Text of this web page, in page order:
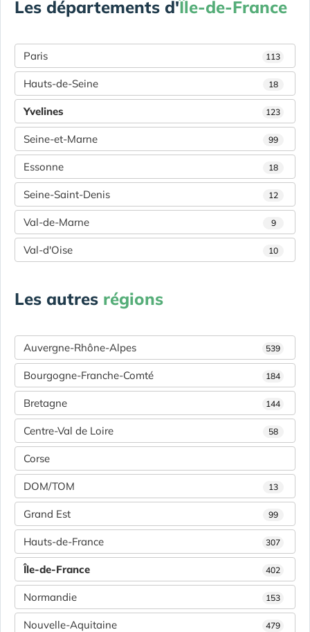
Les départements d'Île-de-France
Paris 113
Hauts-de-Seine 18
Yvelines 123
Seine-et-Marne 99
Essonne 18
Seine-Saint-Denis 12
Val-de-Marne 9
Val-d'Oise 10
Les autres régions
Auvergne-Rhône-Alpes 539
Bourgogne-Franche-Comté 184
Bretagne 144
Centre-Val de Loire 58
Corse
DOM/TOM 13
Grand Est 99
Hauts-de-France 307
Île-de-France 402
Normandie 153
Nouvelle-Aquitaine 479